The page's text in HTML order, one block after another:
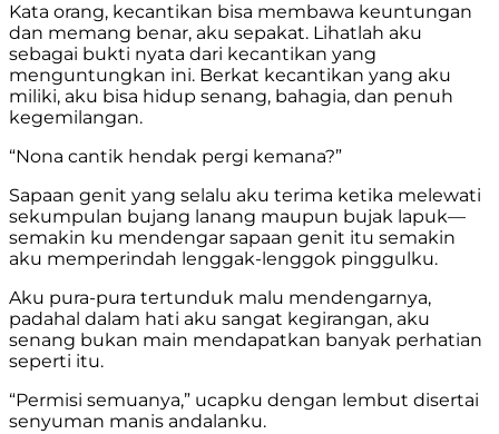
Kata orang, kecantikan bisa membawa keuntungan
dan memang benar, aku sepakat. Lihatlah aku
sebagai bukti nyata dari kecantikan yang
menguntungkan ini. Berkat kecantikan yang aku
miliki, aku bisa hidup senang, bahagia, dan penuh
kegemilangan.
“Nona cantik hendak pergi kemana?”
Sapaan genit yang selalu aku terima ketika melewati
sekumpulan bujang lanang maupun bujak lapuk—
semakin ku mendengar sapaan genit itu semakin
aku memperindah lenggak-lenggok pinggulku.
Aku pura-pura tertunduk malu mendengarnya,
padahal dalam hati aku sangat kegirangan, aku
senang bukan main mendapatkan banyak perhatian
seperti itu.
“Permisi semuanya,” ucapku dengan lembut disertai
senyuman manis andalanku.